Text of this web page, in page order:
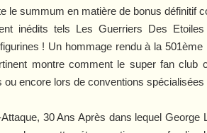
le summum en matière de bonus définitif
inédits tels Les Guerriers Des Etoiles
! Un hommage rendu à la
montre comment le super fan club
encore lors de conventions
30 Ans Après dans lequel George